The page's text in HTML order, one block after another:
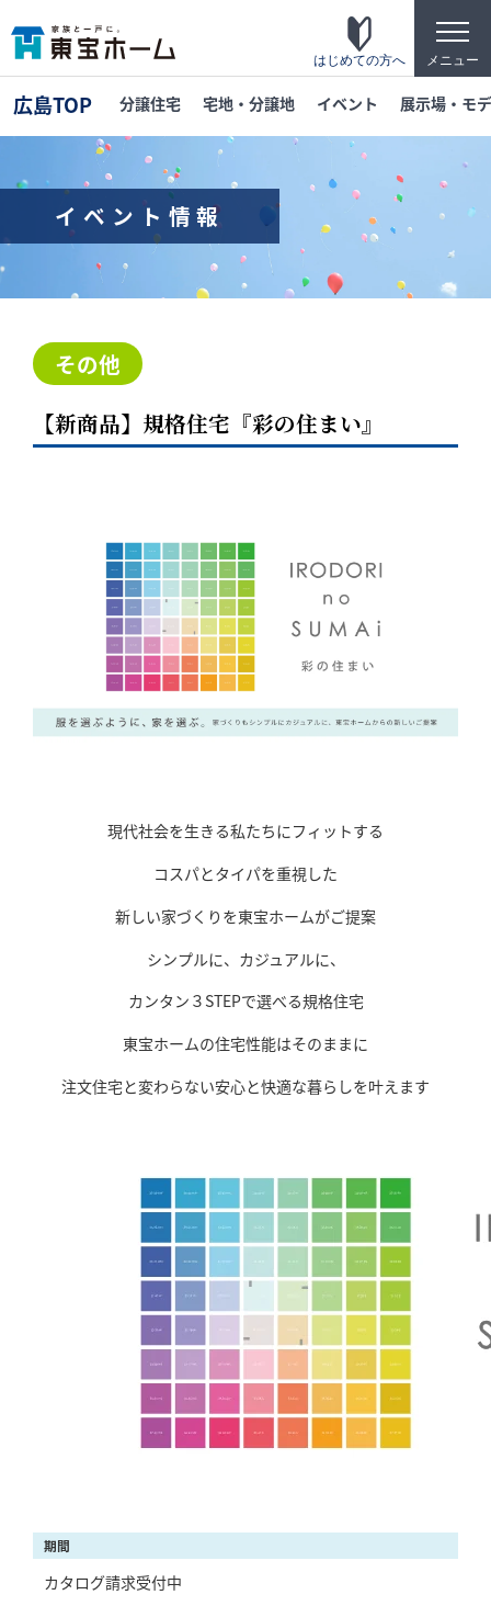
t
o
g
g
e
o
メニュー
はじめての方へ
東宝ホームの家づくり
家がお施主様にとって「満足して喜ばれている
家」になっている事を目指して・・・
の4つのポイントを詳しく紹介します。
ZEH
なぜ、ZEHをしなければならないのか？その理
由と当社のZEH住宅普及への取り組み
広島TOP 分譲住宅 宅地・分譲地 イベント 展示場・モ
イベント情報
その他
【新商品】規格住宅『彩の住まい』
現代社会を生きる私たちにフィットする
コスパとタイパを重視した
新しい家づくりを東宝ホームがご提案
シンプルに、カジュアルに、
カンタン３STEPで選べる規格住宅
東宝ホームの住宅性能はそのままに
注文住宅と変わらない安心と快適な暮らしを叶えます
期間
カタログ請求受付中